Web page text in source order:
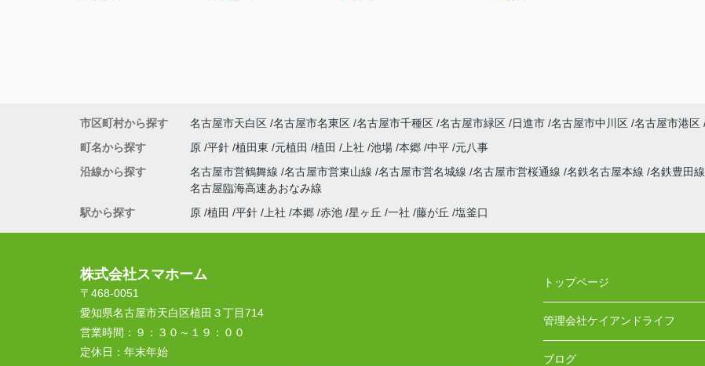
市区町村から探す 名古屋市天白区 名古屋市名東区 名古屋市千種区 名古屋市緑区 日進市 名古屋市中川区 名古屋市港区
町名から探す
原 平針 植田東 元植田 植田 上社 池場 本郷 中平 元八事
沿線から探す
名古屋市営鶴舞線 名古屋市営東山線 名古屋市営名城線 名古屋市営桜通線 名鉄名古屋本線 名鉄豊田線
名古屋臨海高速あおなみ線
駅から探す
原 植田 平針 上社 本郷 赤池 星ヶ丘 一社 藤が丘 塩釜口
株式会社スマホーム
〒468-0051
愛知県名古屋市天白区植田３丁目714
営業時間： ９：３０～１９：００
定休日： 年末年始
トップページ
管理会社ケイアンドライフ
ブログ